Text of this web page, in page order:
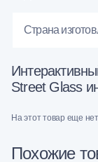
Страна
Street Glass
На этот товар еще
Похожие